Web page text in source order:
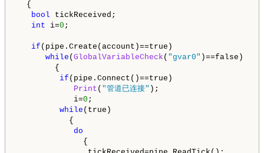
{
bool tickReceived;
int i=0 ;
if (pipe.Create(account)==true)
while ( GlobalVariableCheck ( "gvar0" )==false)
{
if (pipe.Connect()==true)
Print ( "管道已连接" );
i=0 ;
while (true)
{
do
{